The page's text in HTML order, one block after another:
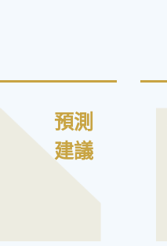
預測
建議